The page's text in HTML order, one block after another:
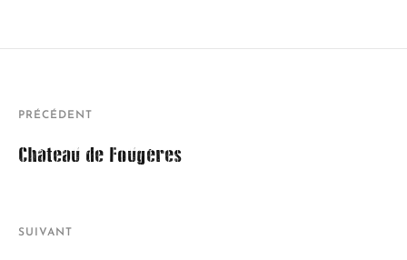
PRÉCÉDENT
Château de Fougères
SUIVANT